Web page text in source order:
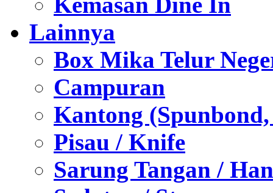
Lainnya
Box Mika Telur
Campuran
Kantong
Pisau / Knife
Sarung Tangan /